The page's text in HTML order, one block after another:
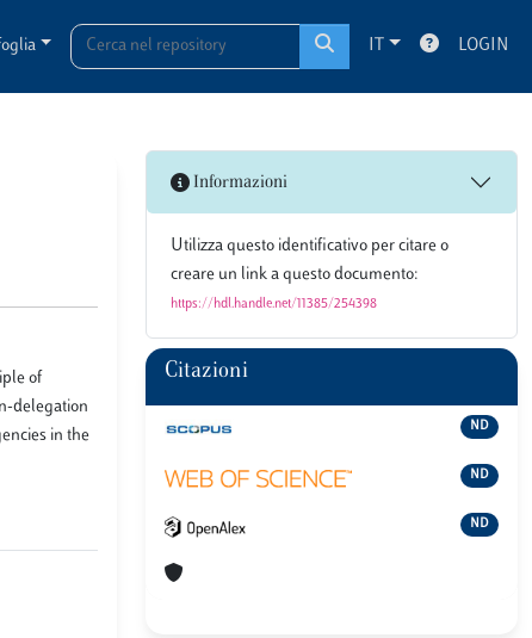
IT LOGIN
of
delegation
in the
Informazioni
Utilizza questo identificativo per citare o
creare un link a questo documento:
https://hdl.handle.net/11385/254398
Citazioni
ND
ND
ND